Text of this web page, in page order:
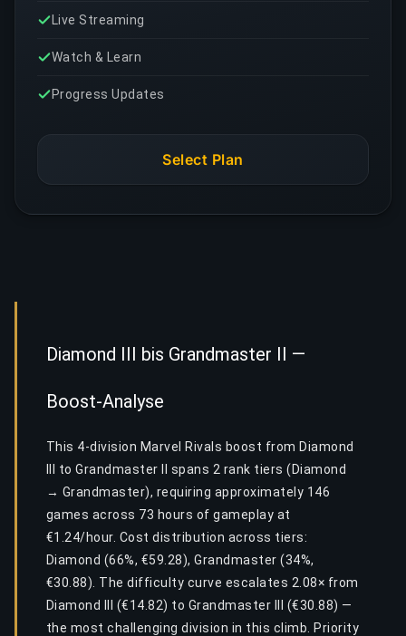
Live Streaming
Watch & Learn
Progress Updates
Select Plan
Diamond III bis Grandmaster II —
Boost-Analyse
This 4-division Marvel Rivals boost from Diamond
III to Grandmaster II spans 2 rank tiers (Diamond
→ Grandmaster), requiring approximately 146
games across 73 hours of gameplay at
€1.24/hour. Cost distribution across tiers:
Diamond (66%, €59.28), Grandmaster (34%,
€30.88). The difficulty curve escalates 2.08× from
Diamond III (€14.82) to Grandmaster III (€30.88) —
the most challenging division in this climb. Priority